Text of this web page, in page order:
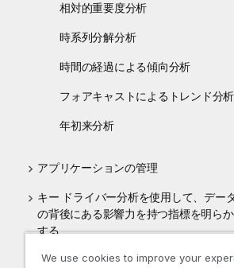
相対的重要度分析
時系列分解分析
時間の経過による傾向分析
フォアキャストによるトレンド分析
年初来分析
アプリケーションの管理
キー ドライバー分析を使用して、デー
の背後にある影響力を持つ指標を明ら
する
チュートリアル - 分析アプリケーショ
We use cookies to improve your